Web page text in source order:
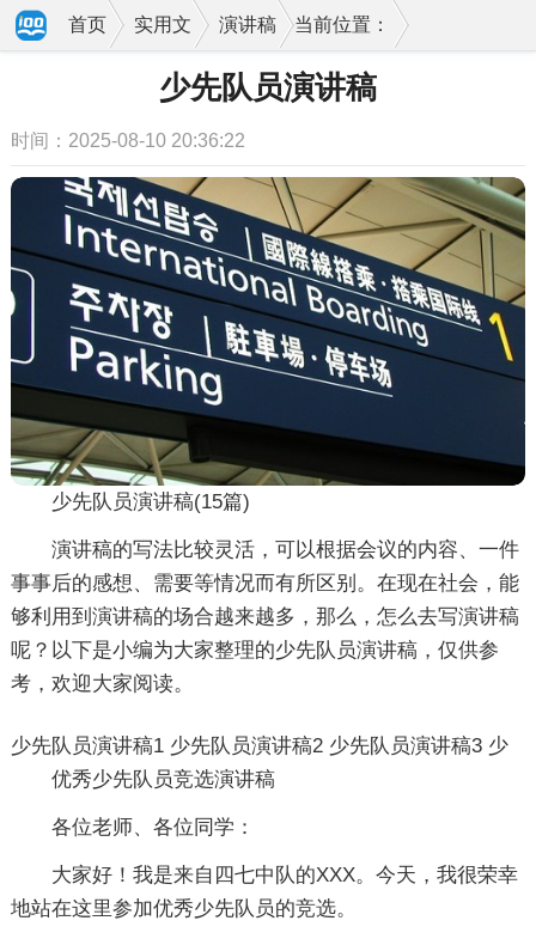
当前位置：
首页 实用文 演讲稿
少先队员演讲稿
时间：2025-08-10 20:36:22
少先队员演讲稿(15篇)
演讲稿的写法比较灵活，可以根据会议的内容、一件
事事后的感想、需要等情况而有所区别。在现在社会，能
够利用到演讲稿的场合越来越多，那么，怎么去写演讲稿
呢？以下是小编为大家整理的少先队员演讲稿，仅供参
考，欢迎大家阅读。
少先队员演讲稿1
优秀少先队员竞选演讲稿
各位老师、各位同学：
大家好！我是来自四七中队的XXX。今天，我很荣幸
地站在这里参加优秀少先队员的竞选。
少先队员演讲稿2 少先队员演讲稿3 少